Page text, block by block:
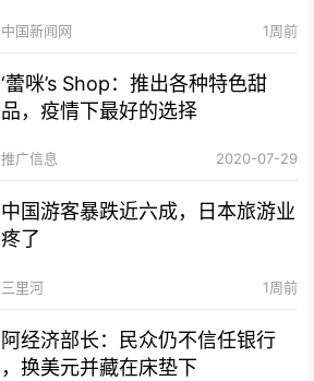
中国新闻网 1周前
‘蕾咪’s Shop：推出各种特色甜
品，疫情下最好的选择
推广信息 2020-07-29
中国游客暴跌近六成，日本旅游业
疼了
三里河 1周前
阿经济部长：民众仍不信任银行
，换美元并藏在床垫下